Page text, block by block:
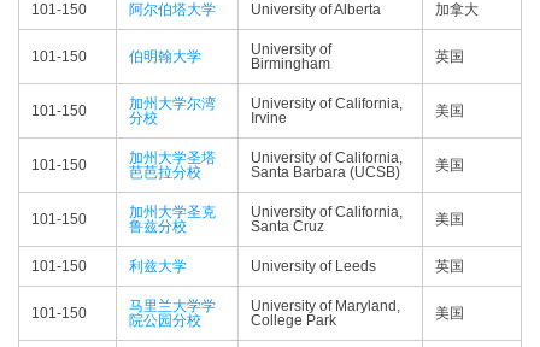
101-150 阿尔伯塔大学 University of Alberta 加拿大
101-150 伯明翰大学
University of
Birmingham
英国
101-150
加州大学尔湾
分校
University of California,
Irvine
美国
101-150
加州大学圣塔
芭芭拉分校
University of California,
Santa Barbara (UCSB)
美国
101-150
加州大学圣克
鲁兹分校
University of California,
Santa Cruz
美国
101-150 利兹大学 University of Leeds 英国
101-150
马里兰大学学
院公园分校
University of Maryland,
College Park
美国